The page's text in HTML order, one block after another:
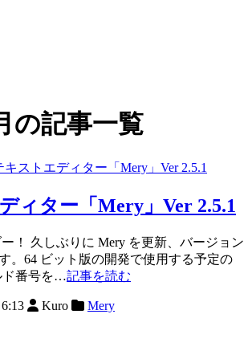
の記事一覧
ィター「Mery」Ver 2.5.1
！ 久しぶりに Mery を更新、バージョン
。64 ビット版の開発で使用する予定の
ド番号を…記事を読む
Kuro Mery